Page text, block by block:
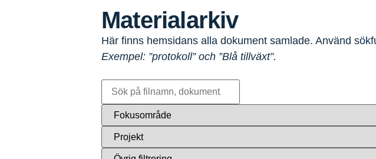
Materialarkiv
Här finns hemsidans alla dokument samlade. Använd
Exempel: ”protokoll” och ”Blå tillväxt”.